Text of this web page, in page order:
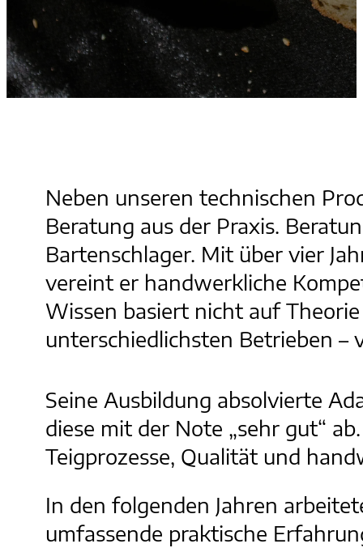
Neben unseren technischen
Beratung aus der Praxis.
Bartenschlager. Mit über vier
vereint er handwerkliche
Wissen basiert nicht auf
unterschiedlichsten Betrieben
Seine Ausbildung absolvierte
diese mit der Note „sehr gut“
Teigprozesse, Qualität und
In den folgenden Jahren
umfassende praktische